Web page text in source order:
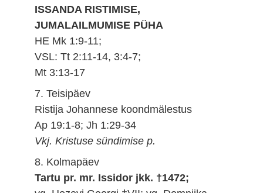
ISSANDA RISTIMISE,
JUMALAILMUMISE PÜHA
HE Mk 1:9-11;
VSL: Tt 2:11-14, 3:4-7;
Mt 3:13-17
7. Teisipäev
Ristija Johannese koondmälestus
Ap 19:1-8; Jh 1:29-34
Vkj. Kristuse sündimise p.
8. Kolmapäev
Tartu pr. mr. Issidor jkk. †1472;